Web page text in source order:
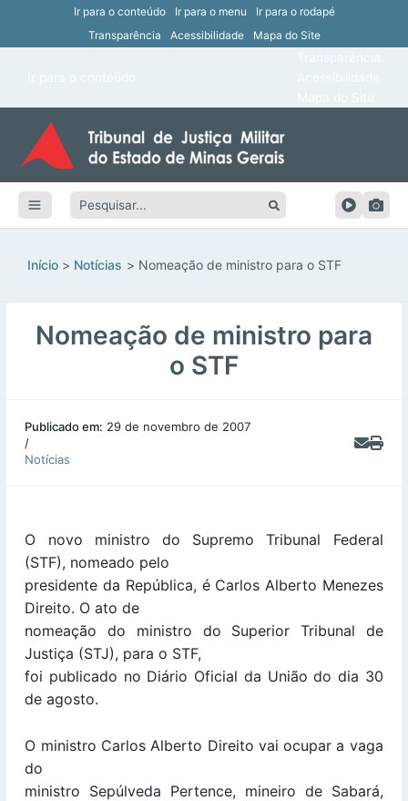
Ir para o conteúdo Ir para o menu
Ir para o rodapé
Transparência
Acessibilidade Mapa do Site
Pesquisar:
Início Notícias Nomeação de ministro para o STF
Nomeação de ministro para
o STF
Publicado em: 29 de novembro de 2007
/
Notícias
O novo ministro do Supremo Tribunal Federal
(STF), nomeado pelo
presidente da República, é Carlos Alberto Menezes
Direito. O ato de
nomeação do ministro do Superior Tribunal de
Justiça (STJ), para o STF,
foi publicado no Diário Oficial da União do dia 30
de agosto.
O ministro Carlos Alberto Direito vai ocupar a vaga
do
ministro Sepúlveda Pertence, mineiro de Sabará,